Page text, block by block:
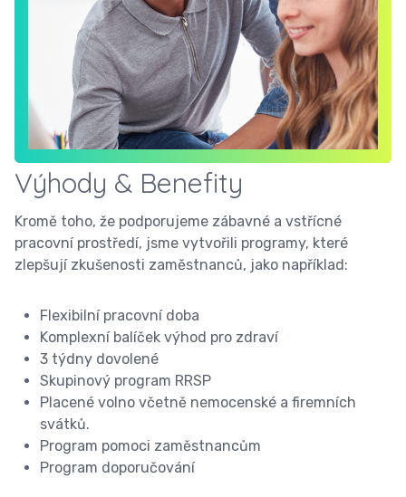
Výhody & Benefity
Kromě toho, že podporujeme zábavné a vstřícné
pracovní prostředí, jsme vytvořili programy, které
zlepšují zkušenosti zaměstnanců, jako například:
Flexibilní pracovní doba
Komplexní balíček výhod pro zdraví
3 týdny dovolené
Skupinový program RRSP
Placené volno včetně nemocenské a firemních
svátků.
Program pomoci zaměstnancům
Program doporučování